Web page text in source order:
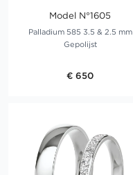
Model N°1605
Palladium 585 3.5 & 2.5 mm
Gepolijst
€ 650